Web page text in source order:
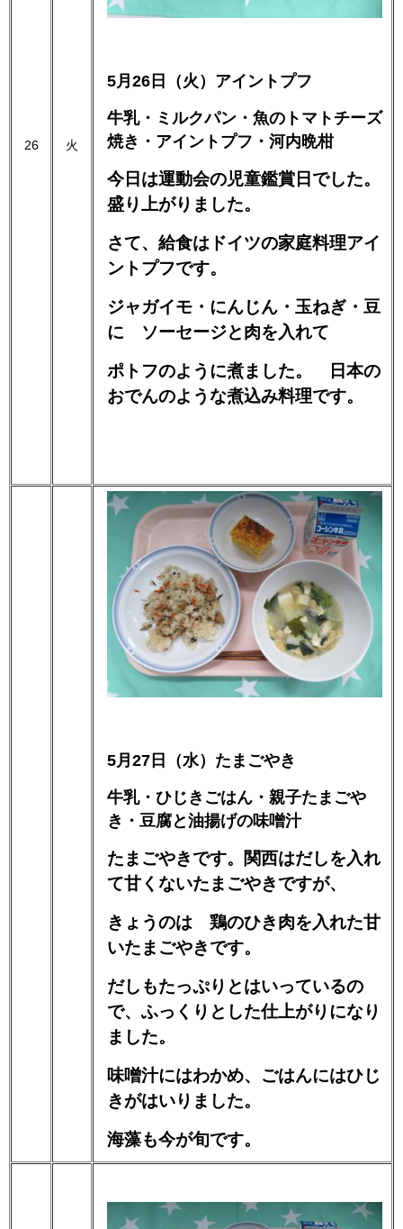
26 火
5月26日（火）アイントプフ
牛乳・ミルクパン・魚のトマトチーズ
焼き・アイントプフ・河内晩柑
今日は運動会の児童鑑賞日でした。
盛り上がりました。
さて、給食はドイツの家庭料理アイ
ントプフです。
ジャガイモ・にんじん・玉ねぎ・豆
に ソーセージと肉を入れて
ポトフのように煮ました。 日本の
おでんのような煮込み料理です。
5月27日（水）たまごやき
牛乳・ひじきごはん・親子たまごや
き・豆腐と油揚げの味噌汁
たまごやきです。関西はだしを入れ
て甘くないたまごやきですが、
きょうのは 鶏のひき肉を入れた甘
いたまごやきです。
だしもたっぷりとはいっているの
で、ふっくりとした仕上がりになり
ました。
味噌汁にはわかめ、ごはんにはひじ
きがはいりました。
海藻も今が旬です。